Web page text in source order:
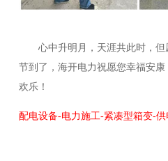
心中升明月，天涯共此时，
节到了，海开电力祝愿您幸福安
欢乐！
配电设备-电力施工-紧凑型箱变-供